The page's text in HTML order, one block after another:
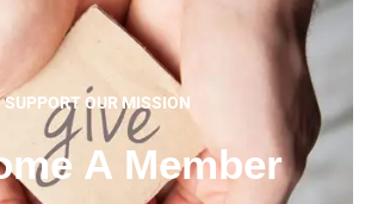
SUPPORT OUR MISSION
A Member